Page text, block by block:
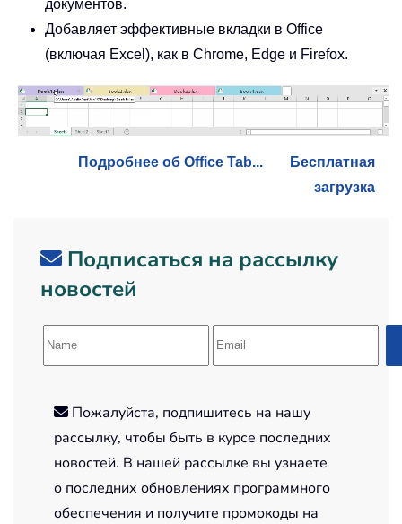
документов.
Добавляет эффективные вкладки в Office
(включая Excel), как в Chrome, Edge и Firefox.
Подробнее об Office Tab...
Бесплатная
загрузка
Подписаться на рассылку
новостей
Пожалуйста, подпишитесь на нашу
рассылку, чтобы быть в курсе последних
новостей. В нашей рассылке вы узнаете
о последних обновлениях программного
обеспечения и получите промокоды на